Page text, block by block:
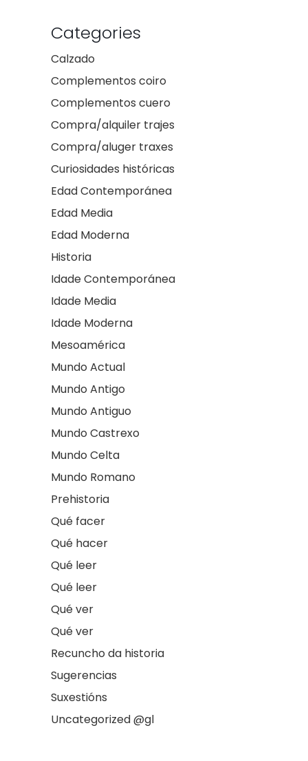
Categories
Calzado
Complementos coiro
Complementos cuero
Compra/alquiler trajes
Compra/aluger traxes
Curiosidades históricas
Edad Contemporánea
Edad Media
Edad Moderna
Historia
Idade Contemporánea
Idade Media
Idade Moderna
Mesoamérica
Mundo Actual
Mundo Antigo
Mundo Antiguo
Mundo Castrexo
Mundo Celta
Mundo Romano
Prehistoria
Qué facer
Qué hacer
Qué leer
Qué leer
Qué ver
Qué ver
Recuncho da historia
Sugerencias
Suxestións
Uncategorized @gl